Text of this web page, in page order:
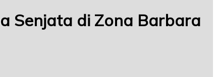
Senjata di Zona Barbara